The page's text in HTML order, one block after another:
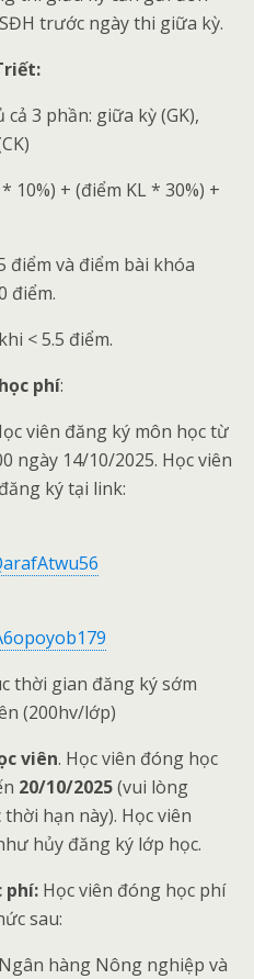
trước ngày thi giữa kỳ.
3 phần: giữa kỳ (GK),
10%) + (điểm KL * 30%) +
điểm và điểm bài khóa
điểm.
< 5.5 điểm.
phí:
viên đăng ký môn học từ
ngày 14/10/2025. Học viên
ký tại link:
thời gian đăng ký sớm
(200hv/lớp)
viên. Học viên đóng học
20/10/2025(vui lòng
hạn này). Học viên
hủy đăng ký lớp học.
phí: Học viên đóng học phí
sau:
hàng Nông nghiệp và